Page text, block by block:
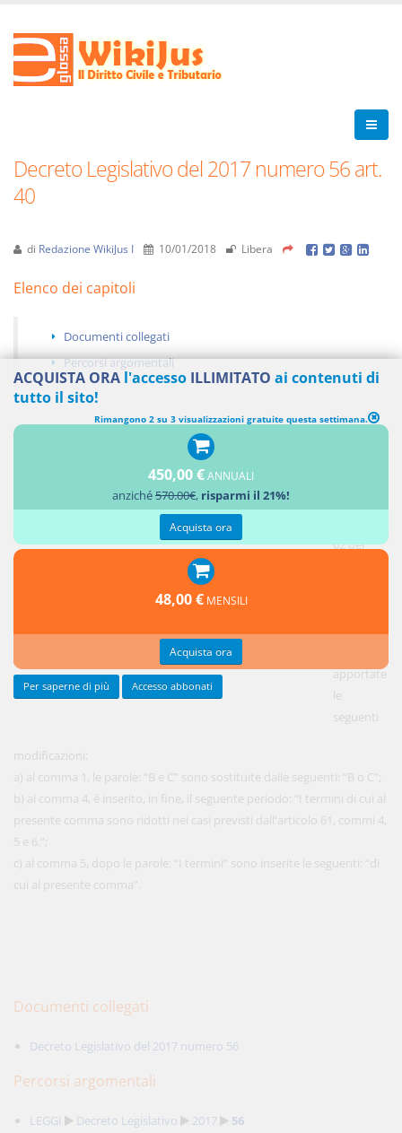
Decreto Legislativo del 2017 numero 56 art.
40
di Redazione WikiJus I 10/01/2018 Libera
Elenco dei capitoli
Documenti collegati
Percorsi argomentali
MODIFICHE ALL'ARTICOLO 62 DEL DECRETO LEGISLATIVO 18
62 del
2016, n.
apportate
le
seguenti
modificazioni:
a) al comma 1, le parole: “B e C” sono sostituite dalle seguenti: “B o C”;
b) al comma 4, è inserito, in fine, il seguente periodo: “I termini di cui al
presente comma sono ridotti nei casi previsti dall'articolo 61, commi 4,
5 e 6.”;
c) al comma 5, dopo le parole: “I termini” sono inserite le seguenti: “di
cui al presente comma”.
Documenti collegati
Decreto Legislativo del 2017 numero 56
Percorsi argomentali
LEGGI Decreto Legislativo 2017 56
ACQUISTA ORA l'accesso ILLIMITATO ai contenuti di
tutto il sito!
Rimangono 2 su 3 visualizzazioni gratuite questa settimana.
450,00 €ANNUALI
anziché570.00€, risparmi il 21%!
Acquista ora
48,00 € MENSILI
Acquista ora
Per saperne di più Accesso abbonati